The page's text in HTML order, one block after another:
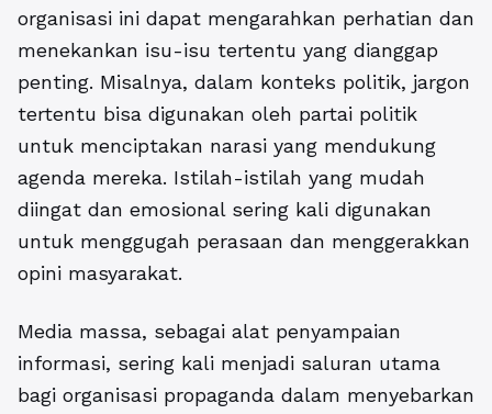
organisasi ini dapat mengarahkan perhatian dan
menekankan isu-isu tertentu yang dianggap
penting. Misalnya, dalam konteks politik, jargon
tertentu bisa digunakan oleh partai politik
untuk menciptakan narasi yang mendukung
agenda mereka. Istilah-istilah yang mudah
diingat dan emosional sering kali digunakan
untuk menggugah perasaan dan menggerakkan
opini masyarakat.
Media massa, sebagai alat penyampaian
informasi, sering kali menjadi saluran utama
bagi organisasi propaganda dalam menyebarkan